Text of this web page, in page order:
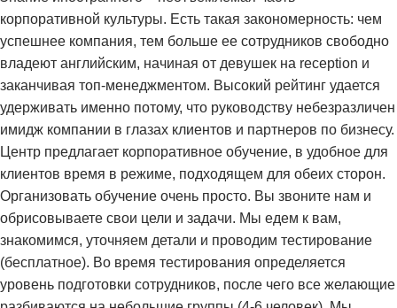
корпоративной культуры. Есть такая закономерность: чем
успешнее компания, тем больше ее сотрудников свободно
владеют английским, начиная от девушек на reception и
заканчивая топ-менеджментом. Высокий рейтинг удается
удерживать именно потому, что руководству небезразличен
имидж компании в глазах клиентов и партнеров по бизнесу.
Центр предлагает корпоративное обучение, в удобное для
клиентов время в режиме, подходящем для обеих сторон.
Организовать обучение очень просто. Вы звоните нам и
обрисовываете свои цели и задачи. Мы едем к вам,
знакомимся, уточняем детали и проводим тестирование
(бесплатное). Во время тестирования определяется
уровень подготовки сотрудников, после чего все желающие